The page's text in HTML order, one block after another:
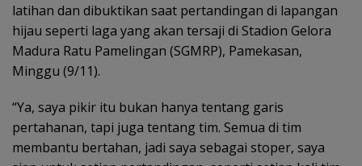
latihan dan dibuktikan saat pertandingan di lapangan
hijau seperti laga yang akan tersaji di Stadion Gelora
Madura Ratu Pamelingan (SGMRP), Pamekasan,
Minggu (9/11).
“Ya, saya pikir itu bukan hanya tentang garis
pertahanan, tapi juga tentang tim. Semua di tim
membantu bertahan, jadi saya sebagai stoper, saya